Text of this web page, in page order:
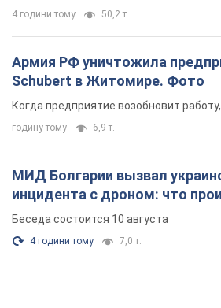
4 години тому 50,2 т.
Армия РФ уничтожила
Schubert в Житомире. Фото
Когда предприятие возобновит
годину тому 6,9 т.
МИД Болгарии вызвал
инцидента с дроном: что
Беседа состоится 10 августа
4 години тому 7,0 т.